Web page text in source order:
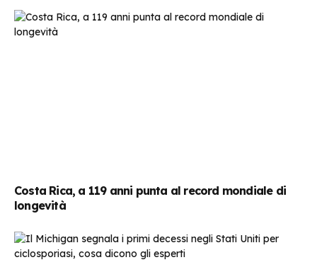
Costa Rica, a 119 anni punta al record mondiale di
longevità